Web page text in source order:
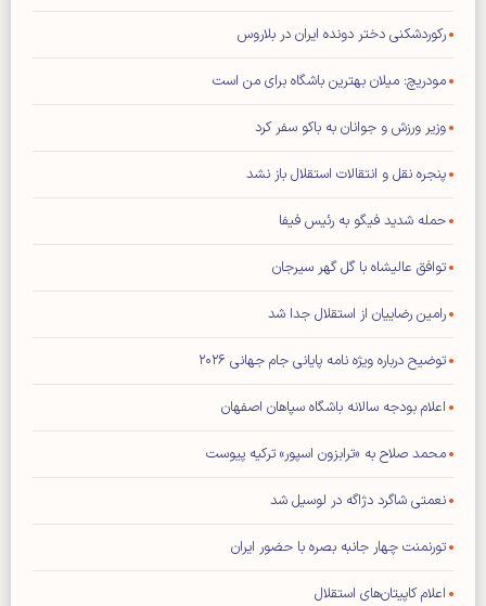
رکوردشکنی دختر دونده ایران در بلاروس
مودریچ: میلان بهترین باشگاه برای من است
وزیر ورزش و جوانان به باکو سفر کرد
پنجره نقل و انتقالات استقلال باز نشد
حمله شدید فیگو به رئیس فیفا
توافق عالیشاه با گل گهر سیرجان
رامین رضاییان از استقلال جدا شد
توضیح درباره ویژه نامه پایانی جام جهانی ۲۰۲۶
اعلام بودجه سالانه باشگاه سپاهان اصفهان
محمد صلاح به «ترابزون اسپور» ترکیه پیوست
نعمتی شاگرد دژاگه در لوسیل شد
تورنمنت چهار جانبه بصره با حضور ایران
اعلام کاپیتان‌های استقلال